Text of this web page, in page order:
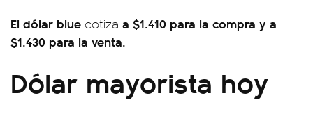
El dólar blue cotiza a $1.410 para la compra y a
$1.430 para la venta.
Dólar mayorista hoy